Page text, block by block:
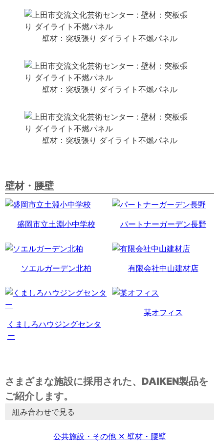
壁材：突板張り ダイライト不燃パネル
壁材：突板張り ダイライト不燃パネル
壁材：突板張り ダイライト不燃パネル
壁材・腰壁
盛岡市立土淵小中学校 パートナーガーデン長野
ソエルガーデン北柏 有限会社中山建材店
くましろハウジングセンタ
ー
某オフィス
さまざまな施設に採用された、DAIKEN製品を
ご紹介します。
組み合わせで見る
公共施設・その他 ✕ 壁材・腰壁